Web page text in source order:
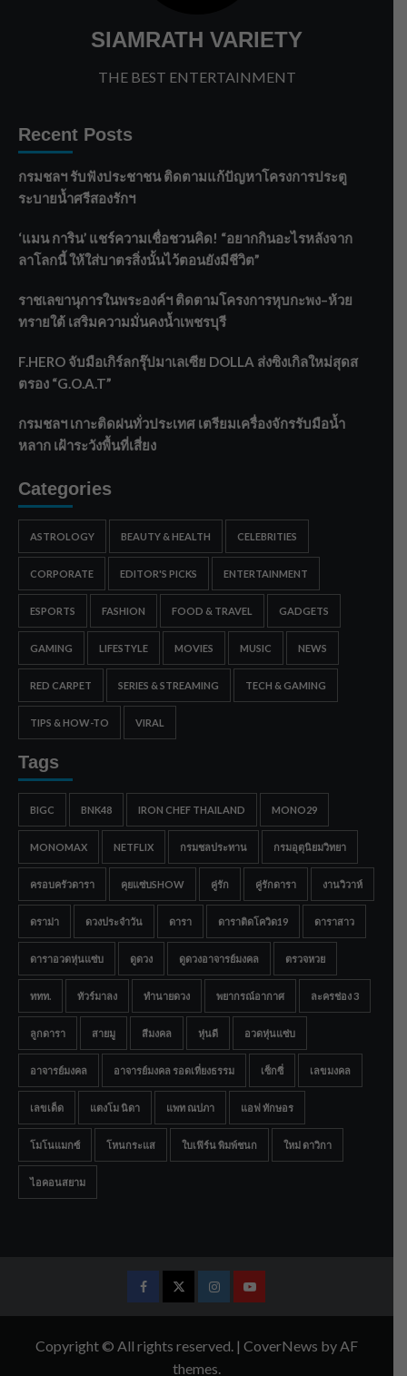
SIAMRATH VARIETY
THE BEST ENTERTAINMENT
Recent Posts
กรมชลฯ รับฟังประชาชน ติดตามแก้ปัญหาโครงการประตู
ระบายน้ำศรีสองรักฯ
‘แมน การิน’ แชร์ความเชื่อชวนคิด! “อยากกินอะไรหลังจาก
ลาโลกนี้ ให้ใส่บาตรสิ่งนั้นไว้ตอนยังมีชีวิต”
ราชเลขานุการในพระองค์ฯ ติดตามโครงการหุบกะพง–ห้วย
ทรายใต้ เสริมความมั่นคงน้ำเพชรบุรี
F.HERO จับมือเกิร์ลกรุ๊ปมาเลเซีย DOLLA ส่งซิงเกิลใหม่สุดส
ตรอง “G.O.A.T”
กรมชลฯ เกาะติดฝนทั่วประเทศ เตรียมเครื่องจักรรับมือน้ำ
หลาก เฝ้าระวังพื้นที่เสี่ยง
Categories
ASTROLOGY BEAUTY & HEALTH CELEBRITIES
CORPORATE EDITOR'S PICKS ENTERTAINMENT
ESPORTS FASHION FOOD & TRAVEL GADGETS
GAMING LIFESTYLE MOVIES MUSIC NEWS
RED CARPET SERIES & STREAMING TECH & GAMING
TIPS & HOW-TO VIRAL
Tags
BIGC BNK48 IRON CHEF THAILAND MONO29
MONOMAX NETFLIX กรมชลประทาน กรมอุตุนิยมวิทยา
ครอบครัวดารา คุยแซ่บSHOW คู่รัก คู่รักดารา งานวิวาห์
ดราม่า ดวงประจำวัน ดารา ดาราติดโควิด19 ดาราสาว
ดาราอวดหุ่นแซ่บ ดูดวง ดูดวงอาจารย์มงคล ตรวจหวย
ททท. ทัวร์มาลง ทำนายดวง พยากรณ์อากาศ ละครช่อง 3
ลูกดารา สายมู สีมงคล หุ่นดี อวดหุ่นแซ่บ
อาจารย์มงคล อาจารย์มงคล รอดเที่ยงธรรม เซ็กซี่ เลขมงคล
เลขเด็ด แตงโม นิดา แพท ณปภา แอฟ ทักษอร
โมโนแมกซ์ โหนกระแส ใบเฟิร์น พิมพ์ชนก ใหม่ ดาวิกา
ไอคอนสยาม
FacebookTwitterInstagramYoutube
Copyright © All rights reserved. | CoverNews by AF
themes.